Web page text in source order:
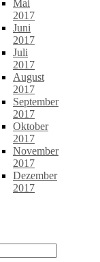
Mai
2017
Juni
2017
Juli
2017
August
2017
September
2017
Oktober
2017
November
2017
Dezember
2017